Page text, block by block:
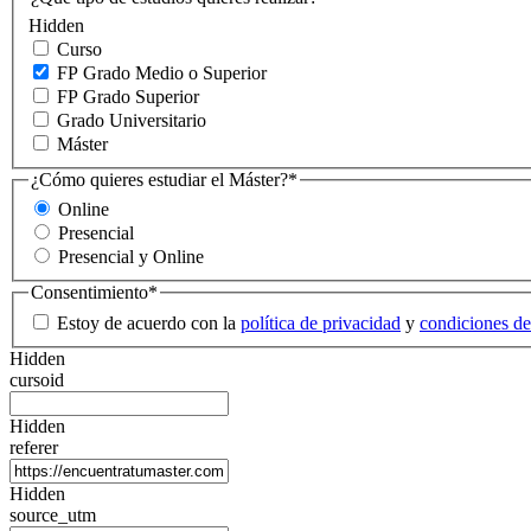
Hidden
Curso
FP Grado Medio o Superior
FP Grado Superior
Grado Universitario
Máster
¿Cómo quieres estudiar el Máster?*
Online
Presencial
Presencial y Online
Consentimiento*
Estoy de acuerdo con la política de privacidad y condiciones
Hidden
cursoid
Hidden
referer
Hidden
source_utm